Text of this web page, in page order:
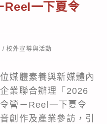
Reel一下夏令
/ 校外宣導與活動
媒體素養與新媒體內
業聯合辦理「2026
營－Reel一下夏令
創作及產業參訪，引